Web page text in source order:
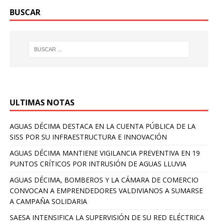
BUSCAR
ULTIMAS NOTAS
AGUAS DÉCIMA DESTACA EN LA CUENTA PÚBLICA DE LA
SISS POR SU INFRAESTRUCTURA E INNOVACIÓN
AGUAS DÉCIMA MANTIENE VIGILANCIA PREVENTIVA EN 19
PUNTOS CRÍTICOS POR INTRUSIÓN DE AGUAS LLUVIA
AGUAS DÉCIMA, BOMBEROS Y LA CÁMARA DE COMERCIO
CONVOCAN A EMPRENDEDORES VALDIVIANOS A SUMARSE
A CAMPAÑA SOLIDARIA
SAESA INTENSIFICA LA SUPERVISIÓN DE SU RED ELÉCTRICA